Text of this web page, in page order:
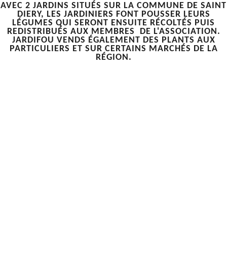
AVEC 2 JARDINS SITUÉS SUR LA COMMUNE DE SAINT
DIERY, LES JARDINIERS FONT POUSSER LEURS
LÉGUMES QUI SERONT ENSUITE RÉCOLTÉS PUIS
REDISTRIBUÉS AUX MEMBRES DE L'ASSOCIATION.
JARDIFOU VENDS ÉGALEMENT DES PLANTS AUX
PARTICULIERS ET SUR CERTAINS MARCHÉS DE LA
RÉGION.